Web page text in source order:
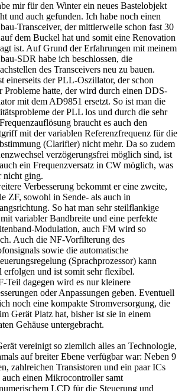
mir für den Winter ein neues Bastelobjekt
und auch gefunden. Ich habe noch einen
Transceiver, der mittlerweile schon fast 30
dem Buckel hat und somit eine Renovation
ist. Auf Grund der Erfahrungen mit meinem
SDR habe ich beschlossen, die
des Transceivers neu zu bauen.
einerseits der PLL-Oszillator, der schon
Probleme hatte, der wird durch einen DDS-
mit dem AD9851 ersetzt. So ist man die
der PLL los und durch die sehr
braucht es auch den
mit der variablen Referenzfrequenz für die
(Clarifier) nicht mehr. Da so zudem
verzögerungsfrei möglich sind, ist
ein Frequenzversatz in CW möglich, was
nicht ging.
Verbesserung bekommt er eine zweite,
ZF, sowohl in Sende- als auch in
So hat man sehr steilflankige
variabler Bandbreite und eine perfekte
Modulation, auch FM wird so
Auch die NF-Vorfilterung des
sowie die automatische
(Sprachprozessor) kann
erfolgen und ist somit sehr flexibel.
Teil dagegen wird es nur kleinere
oder Anpassungen geben. Eventuell
noch eine kompakte Stromversorgung, die
Gerät Platz hat, bisher ist sie in einem
Gehäuse untergebracht.
vereinigt so ziemlich alles an Technologie,
auf breiter Ebene verfügbar war: Neben 9
zahlreichen Transistoren und ein paar ICs
auch einen Mikrocontroller samt
LCD für die Steuerung und